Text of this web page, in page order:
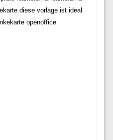
diese vorlage ist ideal
openoffice